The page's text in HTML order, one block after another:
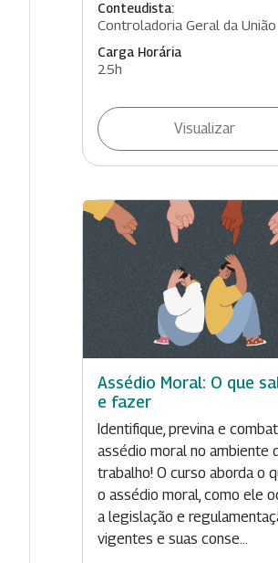
Conteudista:
Controladoria Geral da União
Carga Horária
25h
Visualizar
Assédio Moral: O que
e fazer
Identifique, previna e
assédio moral no ambiente
trabalho! O curso aborda o
o assédio moral, como ele
a legislação e
vigentes e suas conse...